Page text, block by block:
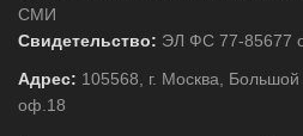
СМИ
Свидетельство: ЭЛ ФС 77-85677
Адрес: 105568, г. Москва,
оф.18